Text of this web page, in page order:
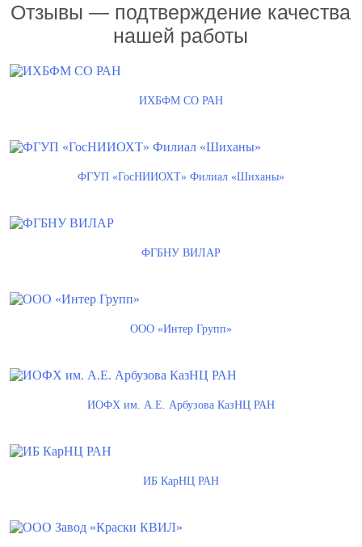
Отзывы — подтверждение качества
нашей работы
ИХБФМ СО РАН
ФГУП «ГосНИИОХТ» Филиал «Шиханы»
ФГБНУ ВИЛАР
ООО «Интер Групп»
ИОФХ им. А.Е. Арбузова КазНЦ РАН
ИБ КарНЦ РАН